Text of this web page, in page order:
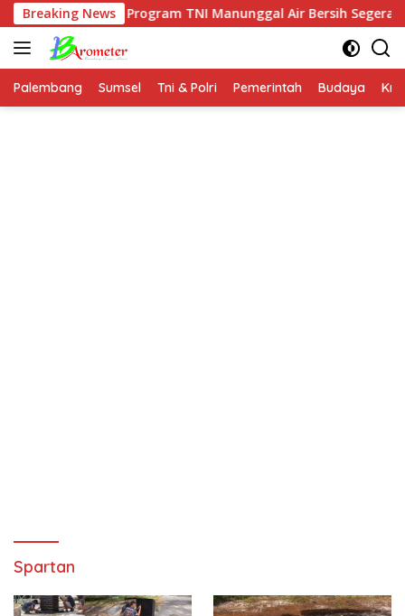
Langsung
ke
konten
Breaking News
Program TNI Manunggal Air Bersih Segera Dinikmati
Palembang Sumsel Tni & Polri Pemerintah Budaya
Spartan